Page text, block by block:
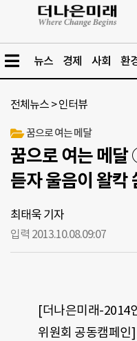
뉴스 경제 사회 환
전체뉴스 >인터뷰
꿈으로 여는 메달
꿈으로 여는 메
듣자 울음이 왈칵
최태욱 기자
입력 2013.10.08.09:07
[더나은미래-2014
위원회 공동캠페